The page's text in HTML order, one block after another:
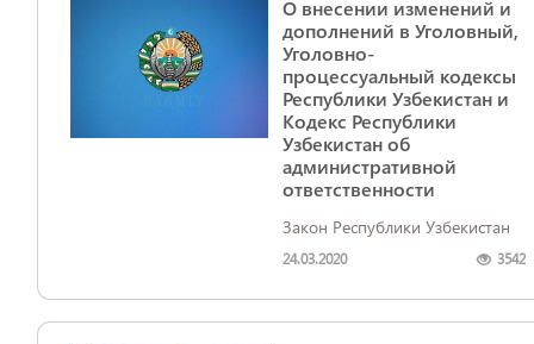
О внесении изменений и
дополнений в Уголовный,
Уголовно-
процессуальный кодексы
Республики Узбекистан и
Кодекс Республики
Узбекистан об
административной
ответственности​
Закон Республики Узбекистан
24.03.2020 3542